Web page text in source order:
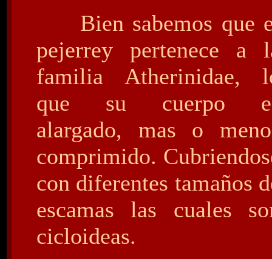
Bien sabemos que
pejerrey pertenece a
familia Atherinidae,
que su cuerpo
alargado, mas o
comprimido.
con diferentes tamaños
escamas las cuales
cicloideas.